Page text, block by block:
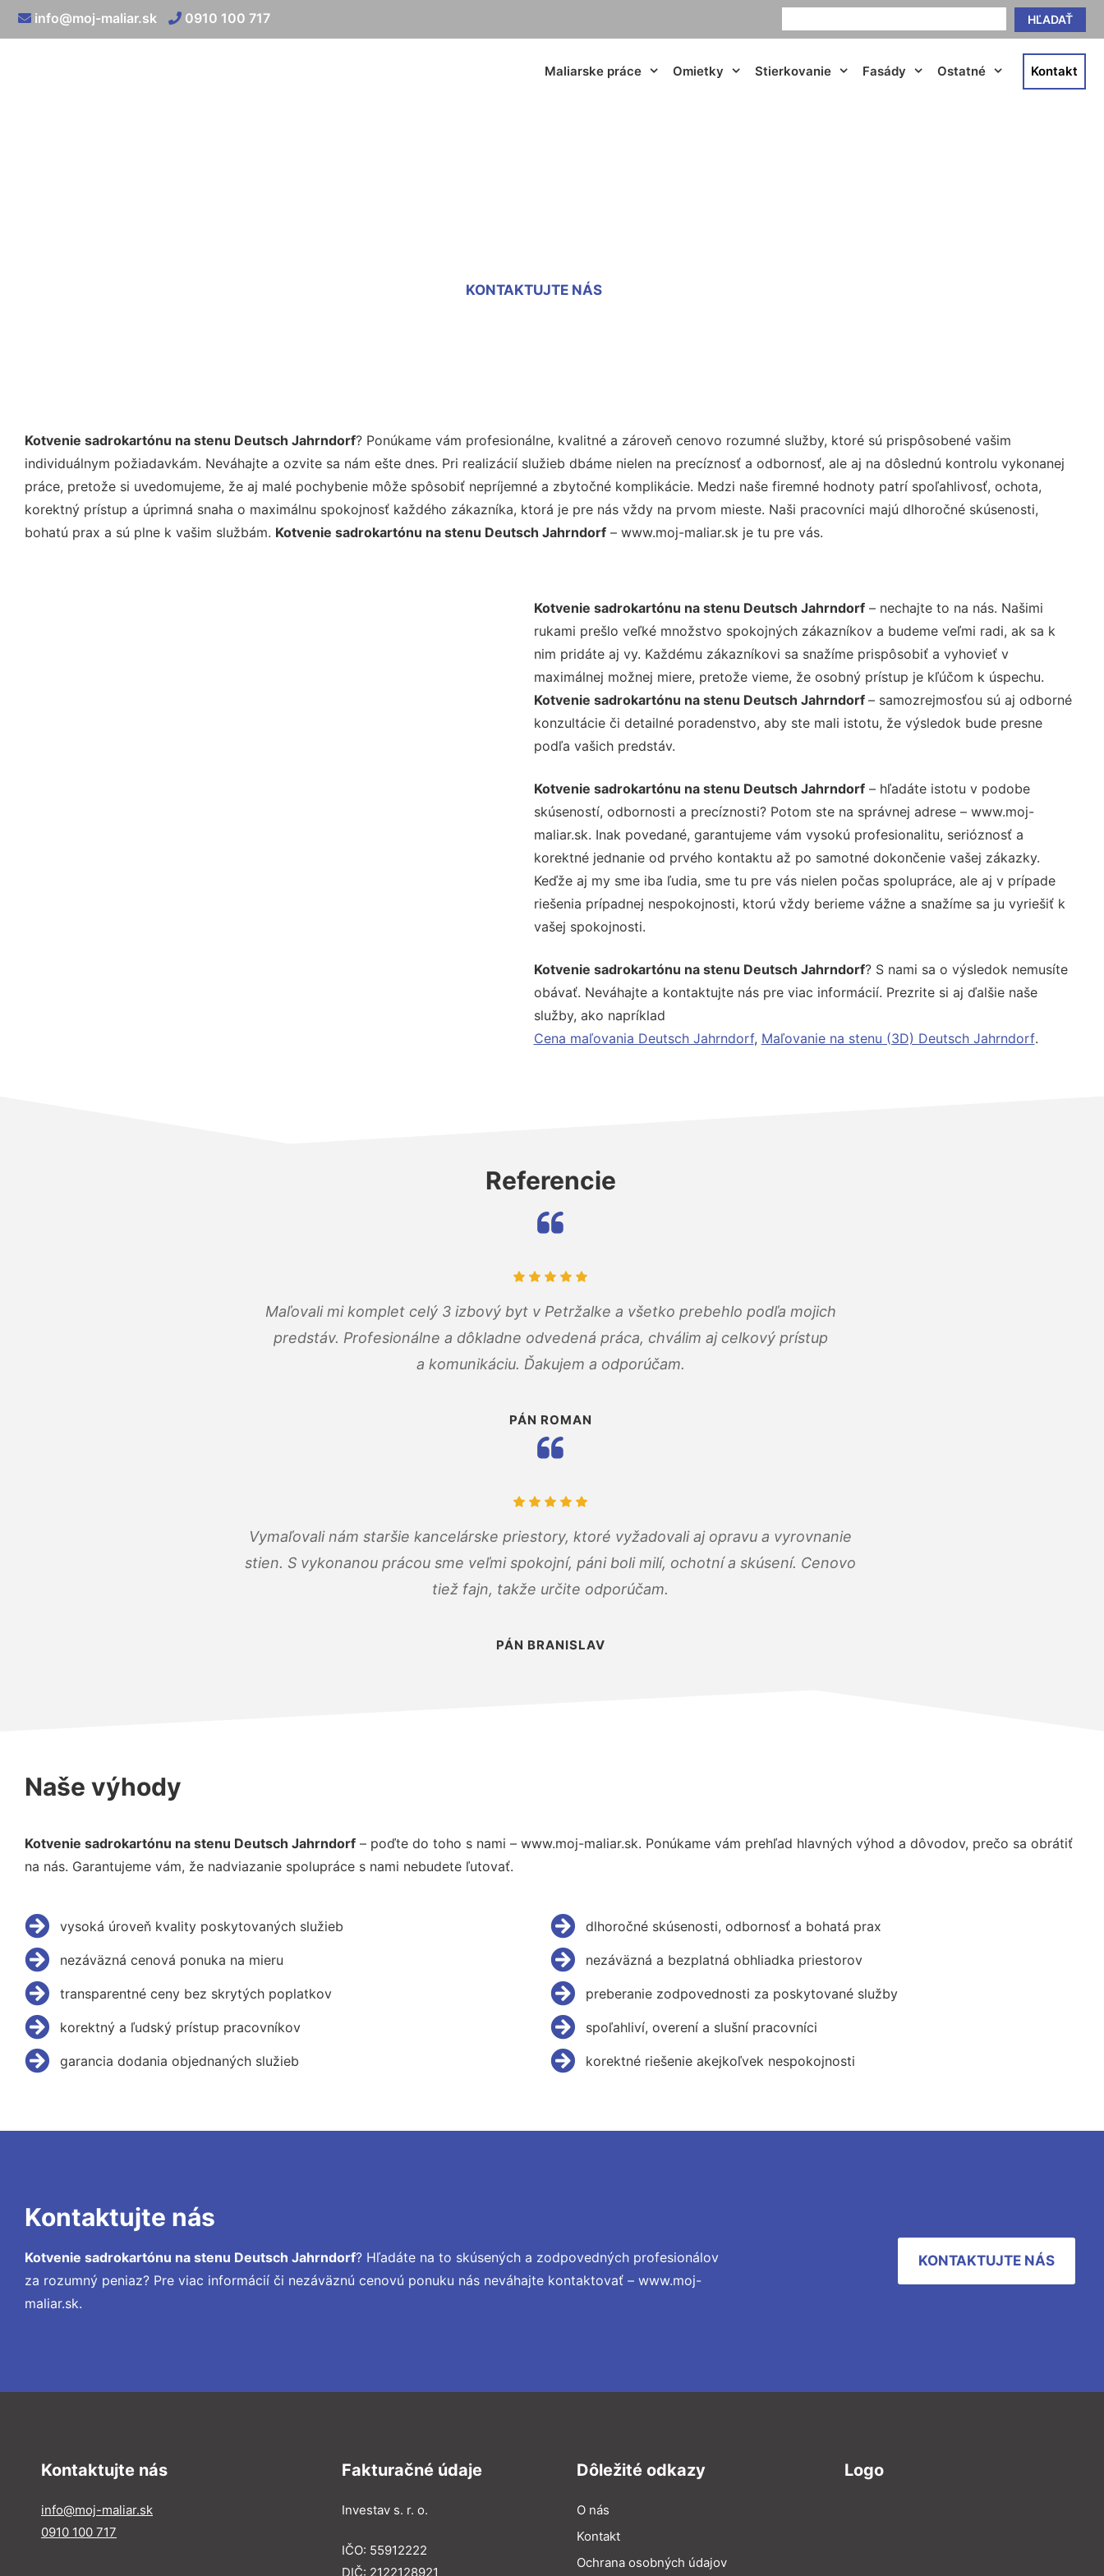
HĽADAŤ
info@moj-maliar.sk 0910 100 717
Maliarske práce Omietky Stierkovanie Fasády Ostatné Kontakt
KONTAKTUJTE NÁS
Kotvenie sadrokartónu na stenu Deutsch Jahrndorf? Ponúkame vám profesionálne, kvalitné a zároveň cenovo rozumné služby, ktoré sú prispôsobené vašim
individuálnym požiadavkám. Neváhajte a ozvite sa nám ešte dnes. Pri realizácií služieb dbáme nielen na precíznosť a odbornosť, ale aj na dôslednú kontrolu vykonanej
práce, pretože si uvedomujeme, že aj malé pochybenie môže spôsobiť nepríjemné a zbytočné komplikácie. Medzi naše firemné hodnoty patrí spoľahlivosť, ochota,
korektný prístup a úprimná snaha o maximálnu spokojnosť každého zákazníka, ktorá je pre nás vždy na prvom mieste. Naši pracovníci majú dlhoročné skúsenosti,
bohatú prax a sú plne k vašim službám. Kotvenie sadrokartónu na stenu Deutsch Jahrndorf – www.moj-maliar.sk je tu pre vás.
Kotvenie sadrokartónu na stenu Deutsch Jahrndorf– nechajte to na nás. Našimi
rukami prešlo veľké množstvo spokojných zákazníkov a budeme veľmi radi, ak sa k
nim pridáte aj vy. Každému zákazníkovi sa snažíme prispôsobiť a vyhovieť v
maximálnej možnej miere, pretože vieme, že osobný prístup je kľúčom k úspechu.
Kotvenie sadrokartónu na stenu Deutsch Jahrndorf – samozrejmosťou sú aj odborné
konzultácie či detailné poradenstvo, aby ste mali istotu, že výsledok bude presne
podľa vašich predstáv.
Kotvenie sadrokartónu na stenu Deutsch Jahrndorf– hľadáte istotu v podobe
skúseností, odbornosti a precíznosti? Potom ste na správnej adrese – www.moj-
maliar.sk. Inak povedané, garantujeme vám vysokú profesionalitu, serióznosť a
korektné jednanie od prvého kontaktu až po samotné dokončenie vašej zákazky.
Keďže aj my sme iba ľudia, sme tu pre vás nielen počas spolupráce, ale aj v prípade
riešenia prípadnej nespokojnosti, ktorú vždy berieme vážne a snažíme sa ju vyriešiť k
vašej spokojnosti.
Kotvenie sadrokartónu na stenu Deutsch Jahrndorf? S nami sa o výsledok nemusíte
obávať. Neváhajte a kontaktujte nás pre viac informácií. Prezrite si aj ďalšie naše
služby, ako napríklad
Cena maľovania Deutsch Jahrndorf, Maľovanie na stenu (3D) Deutsch Jahrndorf.
Referencie
Maľovali mi komplet celý 3 izbový byt v Petržalke a všetko prebehlo podľa mojich
predstáv. Profesionálne a dôkladne odvedená práca, chválim aj celkový prístup
a komunikáciu. Ďakujem a odporúčam.
PÁN ROMAN
Vymaľovali nám staršie kancelárske priestory, ktoré vyžadovali aj opravu a vyrovnanie
stien. S vykonanou prácou sme veľmi spokojní, páni boli milí, ochotní a skúsení. Cenovo
tiež fajn, takže určite odporúčam.
PÁN BRANISLAV
Naše výhody
Kotvenie sadrokartónu na stenu Deutsch Jahrndorf – poďte do toho s nami – www.moj-maliar.sk. Ponúkame vám prehľad hlavných výhod a dôvodov, prečo sa obrátiť
na nás. Garantujeme vám, že nadviazanie spolupráce s nami nebudete ľutovať.
vysoká úroveň kvality poskytovaných služieb
nezáväzná cenová ponuka na mieru
transparentné ceny bez skrytých poplatkov
korektný a ľudský prístup pracovníkov
garancia dodania objednaných služieb
dlhoročné skúsenosti, odbornosť a bohatá prax
nezáväzná a bezplatná obhliadka priestorov
preberanie zodpovednosti za poskytované služby
spoľahliví, overení a slušní pracovníci
korektné riešenie akejkoľvek nespokojnosti
Kontaktujte nás
Kotvenie sadrokartónu na stenu Deutsch Jahrndorf? Hľadáte na to skúsených a zodpovedných profesionálov
za rozumný peniaz? Pre viac informácií či nezáväznú cenovú ponuku nás neváhajte kontaktovať – www.moj-
maliar.sk.
KONTAKTUJTE NÁS
Kontaktujte nás
info@moj-maliar.sk
0910 100 717
Fakturačné údaje
Investav s. r. o.
IČO: 55912222
DIČ: 2122128921
Dôležité odkazy
O nás
Kontakt
Ochrana osobných údajov
Logo